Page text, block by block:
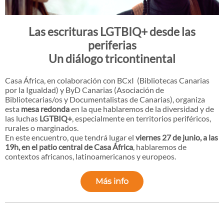
Las escrituras LGTBIQ+ desde las
periferias
Un diálogo tricontinental
Casa África, en colaboración con BCxI (Bibliotecas Canarias
por la Igualdad) y ByD Canarias (Asociación de
Bibliotecarias/os y Documentalistas de Canarias), organiza
esta mesa redondaen la que hablaremos de la diversidad y de
las luchas LGTBIQ+, especialmente en territorios periféricos,
rurales o marginados.
En este encuentro, que tendrá lugar el viernes 27 de junio, a las
19h, en el patio central de Casa África, hablaremos de
contextos africanos, latinoamericanos y europeos.
Más info